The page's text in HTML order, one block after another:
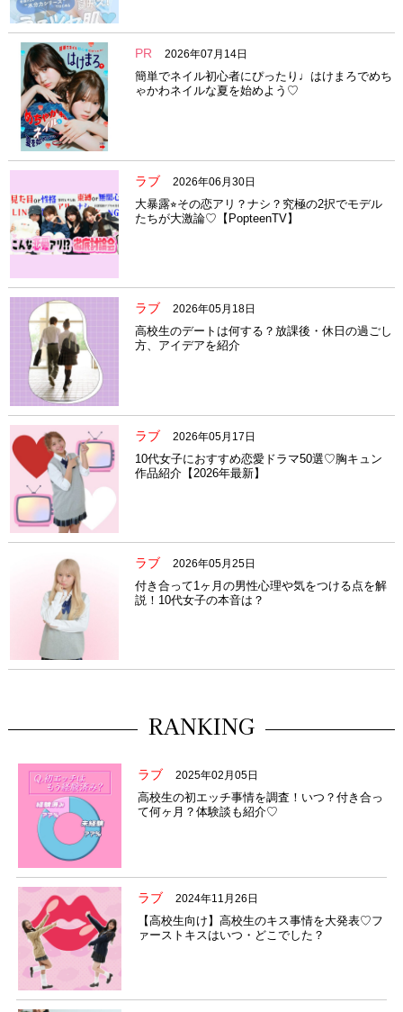
PR 2026年07月14日
簡単でネイル初心者にぴったり♩はけまろでめち
ゃかわネイルな夏を始めよう♡
ラブ 2026年06月30日
大暴露⭐︎その恋アリ？ナシ？究極の2択でモデル
たちが大激論♡【PopteenTV】
ラブ 2026年05月18日
高校生のデートは何する？放課後・休日の過ごし
方、アイデアを紹介
ラブ 2026年05月17日
10代女子におすすめ恋愛ドラマ50選♡胸キュン
作品紹介【2026年最新】
ラブ 2026年05月25日
付き合って1ヶ月の男性心理や気をつける点を解
説！10代女子の本音は？
RANKING
ラブ 2025年02月05日
高校生の初エッチ事情を調査！いつ？付き合っ
て何ヶ月？体験談も紹介♡
ラブ 2024年11月26日
【高校生向け】高校生のキス事情を大発表♡フ
ァーストキスはいつ・どこでした？